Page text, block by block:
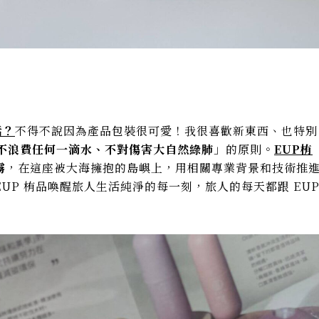
不得不說因為產品包裝很可愛！我很喜歡新東西、也特別
浪費任何一滴水、不對傷害大自然綠肺 」的原則。 EUP栯
，在這座被大海擁抱的島嶼上，用相關專業背景和技術推
栯品喚醒旅人生活純淨的每一刻，旅人的每天都跟 EUP